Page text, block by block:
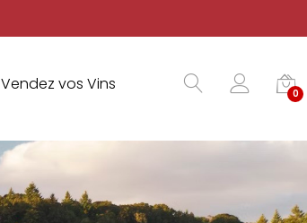
Vendez vos Vins 0